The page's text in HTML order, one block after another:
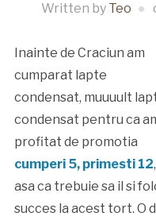
Written by Teo
Inainte de Craciun am
cumparat lapte
condensat, muuuult
condensat pentru ca
profitat de promotia
cumperi 5, primesti 12,
asa ca trebuie sa il si
succes la acest tort. O